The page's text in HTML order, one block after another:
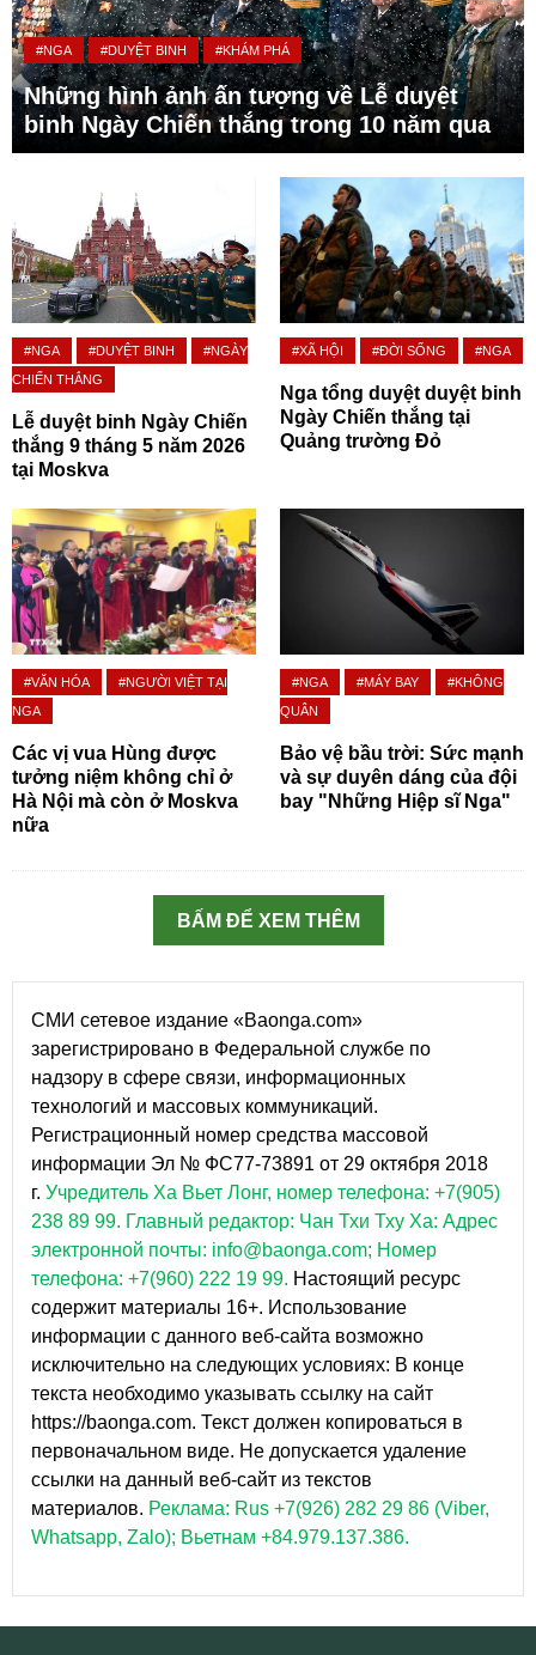
#NGA #DUYỆT BINH #KHÁM PHÁ
Những hình ảnh ấn tượng về Lễ duyệt
binh Ngày Chiến thắng trong 10 năm qua
#NGA #DUYỆT BINH
#NGÀY
CHIẾN THẮNG
Lễ duyệt binh Ngày Chiến
thắng 9 tháng 5 năm 2026
tại Moskva
#XÃ HỘI #ĐỜI SỐNG #NGA
Nga tổng duyệt duyệt binh
Ngày Chiến thắng tại
Quảng trường Đỏ
#VĂN HÓA
#NGƯỜI VIỆT TẠI
NGA
Các vị vua Hùng được
tưởng niệm không chỉ ở
Hà Nội mà còn ở Moskva
nữa
#NGA #MÁY BAY
#KHÔNG
QUÂN
Bảo vệ bầu trời: Sức mạnh
và sự duyên dáng của đội
bay "Những Hiệp sĩ Nga"
BẤM ĐỂ XEM THÊM
СМИ сетевое издание «Baonga.com»
зарегистрировано в Федеральной службе по
надзору в сфере связи, информационных
технологий и массовых коммуникаций.
Регистрационный номер средства массовой
информации Эл № ФС77-73891 от 29 октября 2018
г. Учредитель Ха Вьет Лонг, номер телефона: +7(905)
238 89 99. Главный редактор: Чан Тхи Тху Ха: Адрес
электронной почты: info@baonga.com; Номер
телефона: +7(960) 222 19 99. Настоящий ресурс
содержит материалы 16+. Использование
информации с данного веб-сайта возможно
исключительно на следующих условиях: В конце
текста необходимо указывать ссылку на сайт
https://baonga.com. Текст должен копироваться в
первоначальном виде. Не допускается удаление
ссылки на данный веб-сайт из текстов
материалов. Реклама: Rus +7(926) 282 29 86 (Viber,
Whatsapp, Zalo); Вьетнам +84.979.137.386.